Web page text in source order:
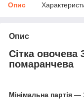
Опис
Опис
Сітка овочева
помаранчева
Мінімальна партія ―